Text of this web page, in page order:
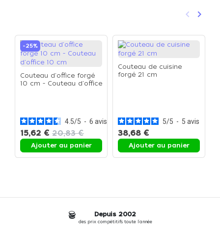
Précédent
keyboard_arrow_left keyboard_arrow_right
-25%
Couteau d'office forgé
10 cm - Couteau d'office
4.5/5 - 6 avis
15,62 € 20,83 €
Ajouter au panier
Couteau de cuisine
forgé 21 cm
5/5 - 5 avis
38,68 €
Ajouter au panier
Depuis 2002
des prix compétitifs toute l'année